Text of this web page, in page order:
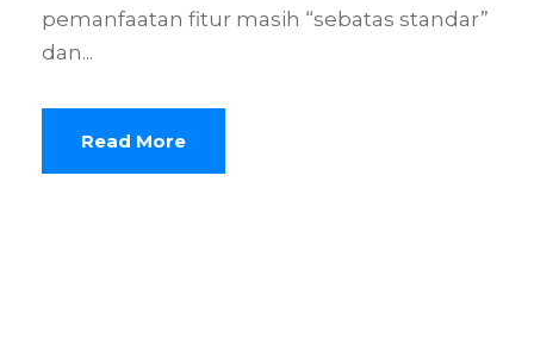
pemanfaatan fitur masih “sebatas standar”
dan...
Read More